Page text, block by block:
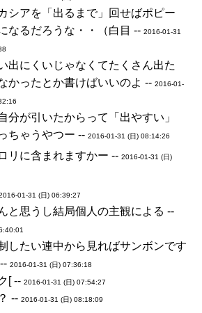
シアを「出るまで」回せばポピー
なるだろうな・・（白目 -- 2016-01-31
出にくいじゃなくてたくさん出た
かったとか書けばいいのよ -- 2016-01-
分が引いたからって「出やすい」
ちゃうやつー -- 2016-01-31 (日) 08:14:26
リに含まれますかー -- 2016-01-31 (日)
01-31 (日) 06:39:27
と思うし結局個人の主観による --
したい連中から見ればサンボンです
2016-01-31 (日) 07:36:18
[ -- 2016-01-31 (日) 07:54:27
-- 2016-01-31 (日) 08:18:09